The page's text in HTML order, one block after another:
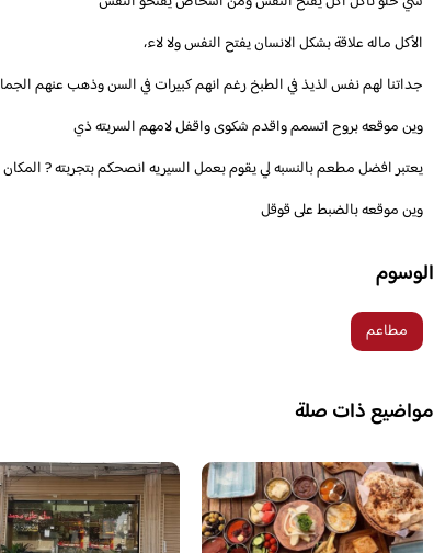
جداتنا لهم نفس لذيذ في الطبخ رغم انهم كبيرات في السن وذهب عنهم
يعتبر افضل مطعم بالنسبه لي يقوم بعمل السيريه انصحكم بتجربته ?
وين موقعه بالضبط على قوقل
الوسوم
مطاعم
مواضيع ذات صلة